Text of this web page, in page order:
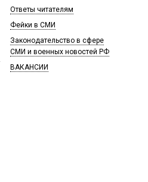
Ответы читателям
Фейки в СМИ
Законодательство в сфере
СМИ и военных новостей РФ
ВАКАНСИИ